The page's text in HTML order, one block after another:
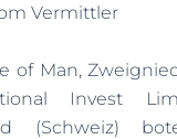
Vermittler
of Man,
Invest
(Schweiz)